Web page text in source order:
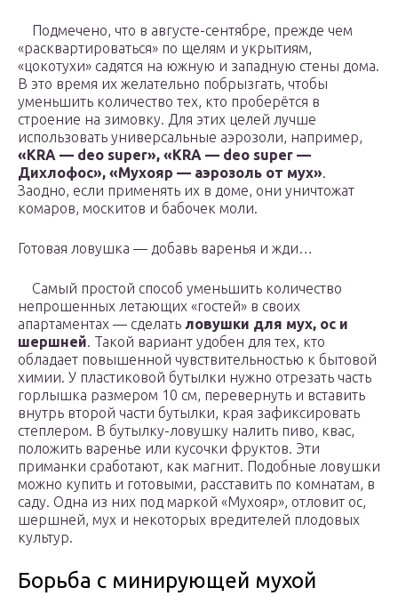
Подмечено, что в августе-сентябре, прежде чем
«расквартироваться» по щелям и укрытиям,
«цокотухи» садятся на южную и западную стены дома.
В это время их желательно побрызгать, чтобы
уменьшить количество тех, кто проберётся в
строение на зимовку. Для этих целей лучше
использовать универсальные аэрозоли, например,
«KRA — deo super», «KRA — deo super —
Дихлофос», «Мухояр — аэрозоль от мух».
Заодно, если применять их в доме, они уничтожат
комаров, москитов и бабочек моли.
Готовая ловушка — добавь варенья и жди…
Самый простой способ уменьшить количество
непрошенных летающих «гостей» в своих
апартаментах — сделать ловушки для мух, ос и
шершней. Такой вариант удобен для тех, кто
обладает повышенной чувствительностью к бытовой
химии. У пластиковой бутылки нужно отрезать часть
горлышка размером 10 см, перевернуть и вставить
внутрь второй части бутылки, края зафиксировать
степлером. В бутылку-ловушку налить пиво, квас,
положить варенье или кусочки фруктов. Эти
приманки сработают, как магнит. Подобные ловушки
можно купить и готовыми, расставить по комнатам, в
саду. Одна из них под маркой «Мухояр», отловит ос,
шершней, мух и некоторых вредителей плодовых
культур.
Борьба с минирующей мухой